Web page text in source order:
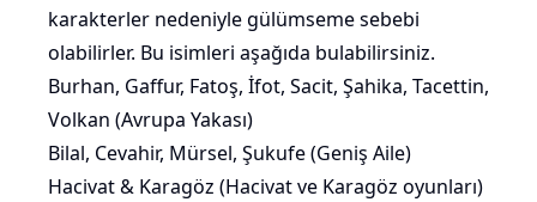
karakterler nedeniyle gülümseme sebebi
olabilirler. Bu isimleri aşağıda bulabilirsiniz.
Burhan, Gaffur, Fatoş, İfot, Sacit, Şahika, Tacettin,
Volkan (Avrupa Yakası)
Bilal, Cevahir, Mürsel, Şukufe (Geniş Aile)
Hacivat & Karagöz (Hacivat ve Karagöz oyunları)